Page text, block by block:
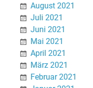
August 2021
Juli 2021
Juni 2021
Mai 2021
April 2021
März 2021
Februar 2021